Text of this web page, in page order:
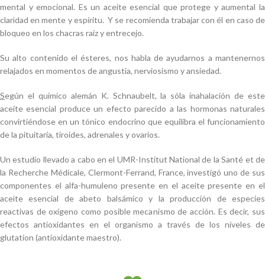
mental y emocional. Es un aceite esencial que protege y aumental la
claridad en mente y espíritu. Y se recomienda trabajar con él en caso de
bloqueo en los chacras raiz y entrecejo.
Su alto contenido el ésteres, nos habla de ayudarnos a mantenernos
relajados en momentos de angustia, nerviosismo y ansiedad.
Según el químico alemán K. Schnaubelt, la sóla inahalación de este
aceite esencial produce un efecto parecido a las hormonas naturales
convirtiéndose en un tónico endocrino que equilibra el funcionamiento
de la pituitaria, tiroides, adrenales y ovarios.
Un estudio llevado a cabo en el UMR-Institut National de la Santé et de
la Recherche Médicale, Clermont-Ferrand, France, investigó uno de sus
componentes el alfa-humuleno presente en el aceite presente en el
aceite esencial de abeto balsámico y la producción de especies
reactivas de oxígeno como posible mecanismo de acción. Es decir, sus
efectos antioxidantes en el organismo a través de los niveles de
glutation (antioxidante maestro).